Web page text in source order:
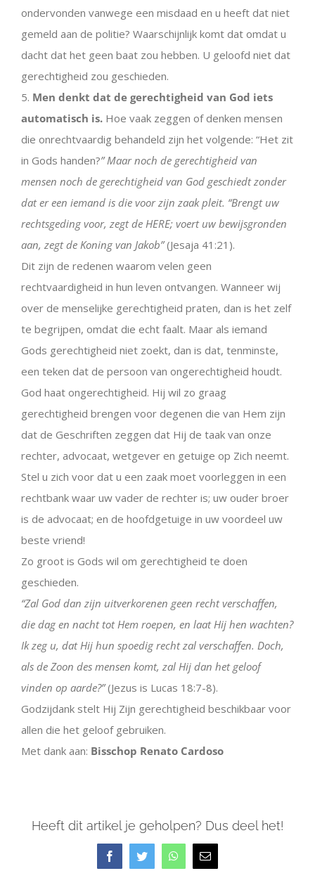
ondervonden vanwege een misdaad en u heeft dat niet
gemeld aan de politie? Waarschijnlijk komt dat omdat u
dacht dat het geen baat zou hebben. U geloofd niet dat
gerechtigheid zou geschieden.
5. Men denkt dat de gerechtigheid van God iets
automatisch is. Hoe vaak zeggen of denken mensen
die onrechtvaardig behandeld zijn het volgende: “Het zit
in Gods handen?” Maar noch de gerechtigheid van
mensen noch de gerechtigheid van God geschiedt zonder
dat er een iemand is die voor zijn zaak pleit. “Brengt uw
rechtsgeding voor, zegt de HERE; voert uw bewijsgronden
aan, zegt de Koning van Jakob”(Jesaja 41:21).
Dit zijn de redenen waarom velen geen
rechtvaardigheid in hun leven ontvangen. Wanneer wij
over de menselijke gerechtigheid praten, dan is het zelf
te begrijpen, omdat die echt faalt. Maar als iemand
Gods gerechtigheid niet zoekt, dan is dat, tenminste,
een teken dat de persoon van ongerechtigheid houdt.
God haat ongerechtigheid. Hij wil zo graag
gerechtigheid brengen voor degenen die van Hem zijn
dat de Geschriften zeggen dat Hij de taak van onze
rechter, advocaat, wetgever en getuige op Zich neemt.
Stel u zich voor dat u een zaak moet voorleggen in een
rechtbank waar uw vader de rechter is; uw ouder broer
is de advocaat; en de hoofdgetuige in uw voordeel uw
beste vriend!
Zo groot is Gods wil om gerechtigheid te doen
geschieden.
“Zal God dan zijn uitverkorenen geen recht verschaffen,
die dag en nacht tot Hem roepen, en laat Hij hen wachten?
Ik zeg u, dat Hij hun spoedig recht zal verschaffen. Doch,
als de Zoon des mensen komt, zal Hij dan het geloof
vinden op aarde?”(Jezus is Lucas 18:7-8).
Godzijdank stelt Hij Zijn gerechtigheid beschikbaar voor
allen die het geloof gebruiken.
Met dank aan: Bisschop Renato Cardoso
Heeft dit artikel je geholpen? Dus deel het!
FacebookTwitterWhatsApp
E-
mail